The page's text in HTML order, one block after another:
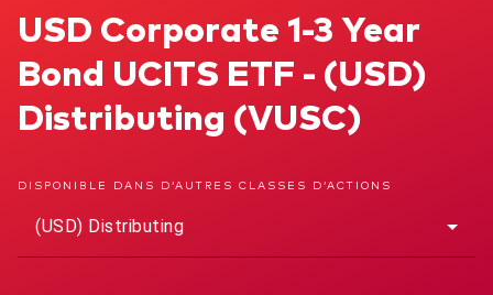
Tous les produits
Analyses et événements
Back to main menu
À propos de Vanguard
À propos de Vanguard
USD Corporate 1-3 Year Bond UCITS ETF
USD Corporate 1-3 Year
Bond UCITS ETF - (USD)
Distributing (VUSC)
DISPONIBLE DANS D’AUTRES CLASSES D’ACTIONS
(USD) Distributing